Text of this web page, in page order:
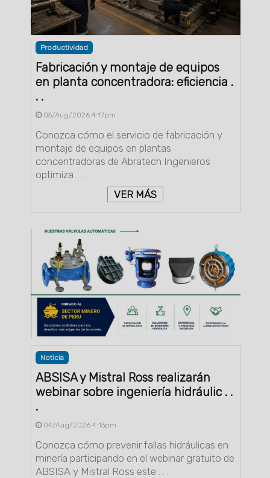
Productividad
Fabricación y montaje de equipos
en planta concentradora: eficiencia .
. .
05/Aug/2026 4:17pm
Conozca cómo el servicio de fabricación y
montaje de equipos en plantas
concentradoras de Abratech Ingenieros
optimiza . . .
VER MÁS
Noticia
ABSISA y Mistral Ross realizarán
webinar sobre ingeniería hidráulic . .
.
04/Aug/2026 4:13pm
Conozca cómo prevenir fallas hidráulicas en
minería participando en el webinar gratuito de
ABSISA y Mistral Ross este . . .